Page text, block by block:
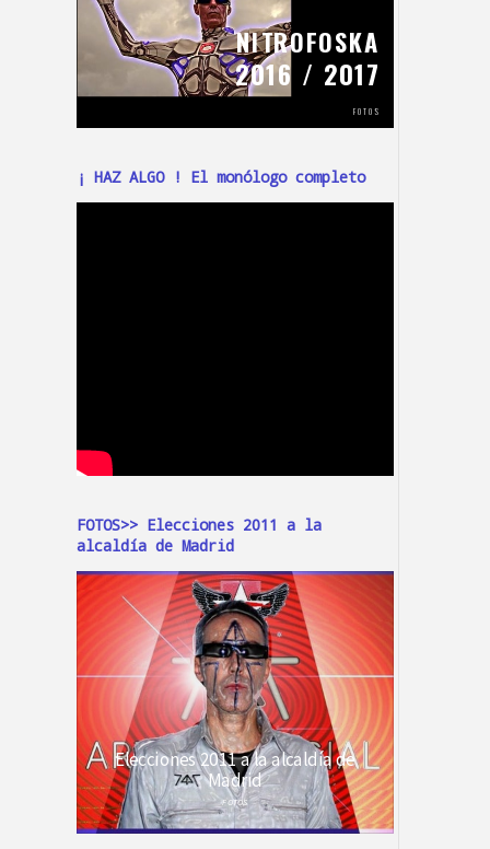
¡ HAZ ALGO ! El monólogo completo
FOTOS>> Elecciones 2011 a la
alcaldía de Madrid